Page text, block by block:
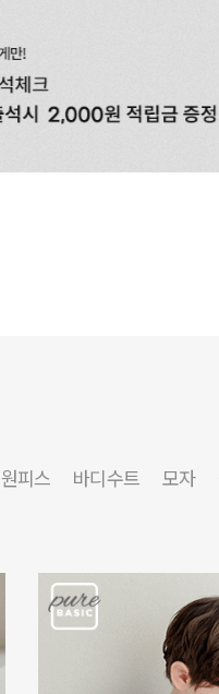
원피스 바디수트 모자